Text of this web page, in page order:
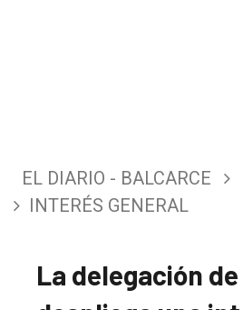
EL DIARIO - BALCARCE
INTERÉS GENERAL
La delegación